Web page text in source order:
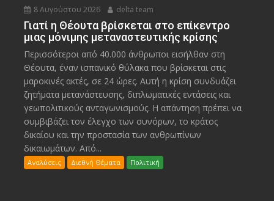
8 Αυγούστου 2026 delta team
Γιατί η Θέουτα βρίσκεται στο επίκεντρο
μιας μόνιμης μεταναστευτικής κρίσης
Περισσότεροι από 40.000 άνθρωποι εισήλθαν στη
Θέουτα, έναν ισπανικό θύλακα που βρίσκεται στις
μαροκινές ακτές, σε 24 ώρες. Αυτή η κρίση συνδυάζει
ζητήματα μετανάστευσης, διπλωματικές εντάσεις και
γεωπολιτικούς ανταγωνισμούς. Η απάντηση πρέπει να
συμβιβάζει τον έλεγχο των συνόρων, το κράτος
δικαίου και την προστασία των ανθρωπίνων
δικαιωμάτων. Από...
Αναλύσεις Διεθνή Θέματα Πολιτική